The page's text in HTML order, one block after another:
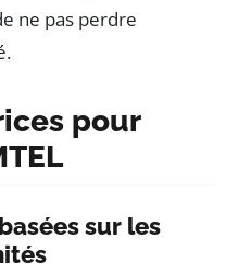
ne pas perdre
pour
sur les